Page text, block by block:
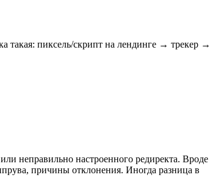
такая: пиксель/скрипт на лендинге → трекер →
неправильно настроенного редиректа. Вроде
причины отклонения. Иногда разница в